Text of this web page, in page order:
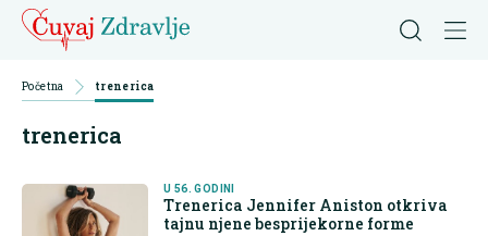
Početna trenerica
trenerica
U 56. GODINI
Trenerica Jennifer Aniston otkriva
tajnu njene besprijekorne forme